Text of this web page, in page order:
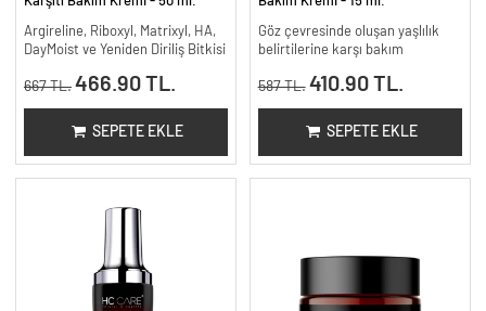
Argireline, Riboxyl, Matrixyl, HA,
DayMoist ve Yeniden Diriliş Bitkisi
667 TL. 466.90 TL.
SEPETE EKLE
Göz çevresinde oluşan yaşlılık
belirtilerine karşı bakım
587 TL. 410.90 TL.
SEPETE EKLE